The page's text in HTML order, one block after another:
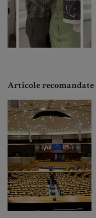
Articole recomandate